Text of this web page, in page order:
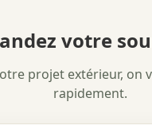
votre
projet extérieur, on
rapidement.